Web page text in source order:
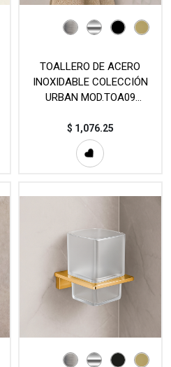
TOALLERO DE ACERO
INOXIDABLE COLECCIÓN
URBAN MOD.TOA09
$ 1,076.25